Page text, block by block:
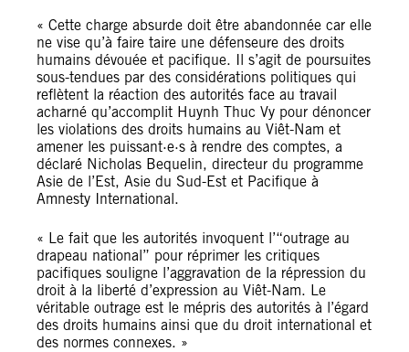
« Cette charge absurde doit être abandonnée car elle
ne vise qu’à faire taire une défenseure des droits
humains dévouée et pacifique. Il s’agit de poursuites
sous-tendues par des considérations politiques qui
reflètent la réaction des autorités face au travail
acharné qu’accomplit Huynh Thuc Vy pour dénoncer
les violations des droits humains au Viêt-Nam et
amener les puissant·e·s à rendre des comptes, a
déclaré Nicholas Bequelin, directeur du programme
Asie de l’Est, Asie du Sud-Est et Pacifique à
Amnesty International.
« Le fait que les autorités invoquent l’“outrage au
drapeau national” pour réprimer les critiques
pacifiques souligne l’aggravation de la répression du
droit à la liberté d’expression au Viêt-Nam. Le
véritable outrage est le mépris des autorités à l’égard
des droits humains ainsi que du droit international et
des normes connexes. »